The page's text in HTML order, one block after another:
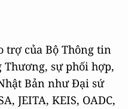
trợ của Bộ Thông tin
Thương, sự phối hợp,
Bản như Đại sứ
JEITA, KEIS, OADC,